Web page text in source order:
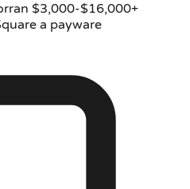
$3,000-$16,000+
a payware